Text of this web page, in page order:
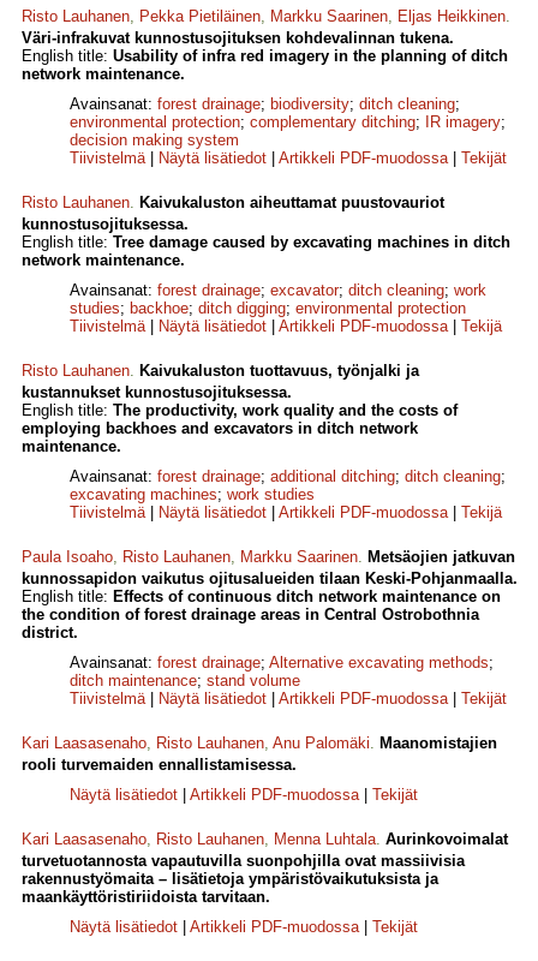
Risto Lauhanen, Pekka Pietiläinen, Markku Saarinen, Eljas Heikkinen.
Väri-infrakuvat kunnostusojituksen kohdevalinnan tukena.
English title: Usability of infra red imagery in the planning of ditch
network maintenance.
Avainsanat: forest drainage; biodiversity; ditch cleaning;
environmental protection; complementary ditching; IR imagery;
decision making system
Tiivistelmä| Näytä lisätiedot Artikkeli PDF-muodossa| Tekijät
Risto Lauhanen. Kaivukaluston aiheuttamat puustovauriot
kunnostusojituksessa.
English title: Tree damage caused by excavating machines in ditch
network maintenance.
Avainsanat: forest drainage; excavator; ditch cleaning; work
studies; backhoe; ditch digging; environmental protection
Tiivistelmä| Näytä lisätiedot Artikkeli PDF-muodossa| Tekijä
Risto Lauhanen. Kaivukaluston tuottavuus, työnjalki ja
kustannukset kunnostusojituksessa.
English title: The productivity, work quality and the costs of
employing backhoes and excavators in ditch network
maintenance.
Avainsanat: forest drainage; additional ditching; ditch cleaning;
excavating machines; work studies
Tiivistelmä| Näytä lisätiedot Artikkeli PDF-muodossa| Tekijä
Paula Isoaho, Risto Lauhanen, Markku Saarinen. Metsäojien jatkuvan
kunnossapidon vaikutus ojitusalueiden tilaan Keski-Pohjanmaalla.
English title: Effects of continuous ditch network maintenance on
the condition of forest drainage areas in Central Ostrobothnia
district.
Avainsanat: forest drainage; Alternative excavating methods;
ditch maintenance; stand volume
Tiivistelmä| Näytä lisätiedot Artikkeli PDF-muodossa| Tekijät
Kari Laasasenaho, Risto Lauhanen, Anu Palomäki. Maanomistajien
rooli turvemaiden ennallistamisessa.
Näytä lisätiedot
Artikkeli PDF-muodossa| Tekijät
Kari Laasasenaho, Risto Lauhanen, Menna Luhtala. Aurinkovoimalat
turvetuotannosta vapautuvilla suonpohjilla ovat massiivisia
rakennustyömaita – lisätietoja ympäristövaikutuksista ja
maankäyttöristiriidoista tarvitaan.
Näytä lisätiedot
Artikkeli PDF-muodossa| Tekijät